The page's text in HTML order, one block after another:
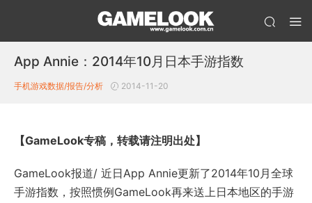
App Annie：2014年10月日本手游指数
手机游戏数据/报告/分析 2014-11-20
【GameLook专稿，转载请注明出处】
GameLook报道/ 近日App Annie更新了2014年10月全球
手游指数，按照惯例GameLook再来送上日本地区的手游